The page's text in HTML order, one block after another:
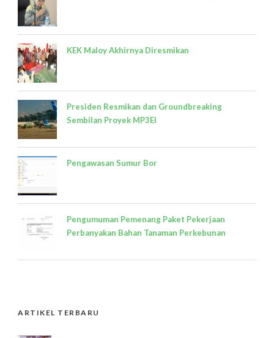
KEK Maloy Akhirnya Diresmikan
Presiden Resmikan dan Groundbreaking
Sembilan Proyek MP3EI
Pengawasan Sumur Bor
Pengumuman Pemenang Paket Pekerjaan
Perbanyakan Bahan Tanaman Perkebunan
ARTIKEL TERBARU